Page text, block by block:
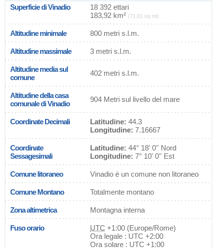
Superficie di Vinadio
18 392 ettari
183,92 km² (71,01 sq mi)
Altitudine minimale 800 metri s.l.m.
Altitudine massimale 3 metri s.l.m.
Altitudine media sul
comune
402 metri s.l.m.
Altitudine della casa
comunale di Vinadio
904 Metri sul livello del mare
Coordinate Decimali Latitudine: 44.3
Longitudine: 7.16667
Coordinate
Sessagesimali
Latitudine: 44° 18' 0'' Nord
Longitudine: 7° 10' 0'' Est
Comune litoraneo Vinadio è un comune non litoraneo
Comune Montano Totalmente montano
Zona altimetrica Montagna interna
Fuso orario UTC +1:00 (Europe/Rome)
Ora legale : UTC +2:00
Ora solare : UTC +1:00